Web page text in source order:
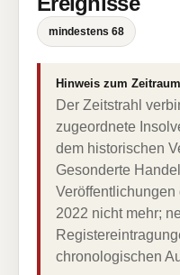
mindestens 68
Hinweis zum Zeitraum
Der Zeitstrahl
zugeordnete
dem historischen
Gesonderte
Veröffentlichungen
2022 nicht mehr;
chronologischen